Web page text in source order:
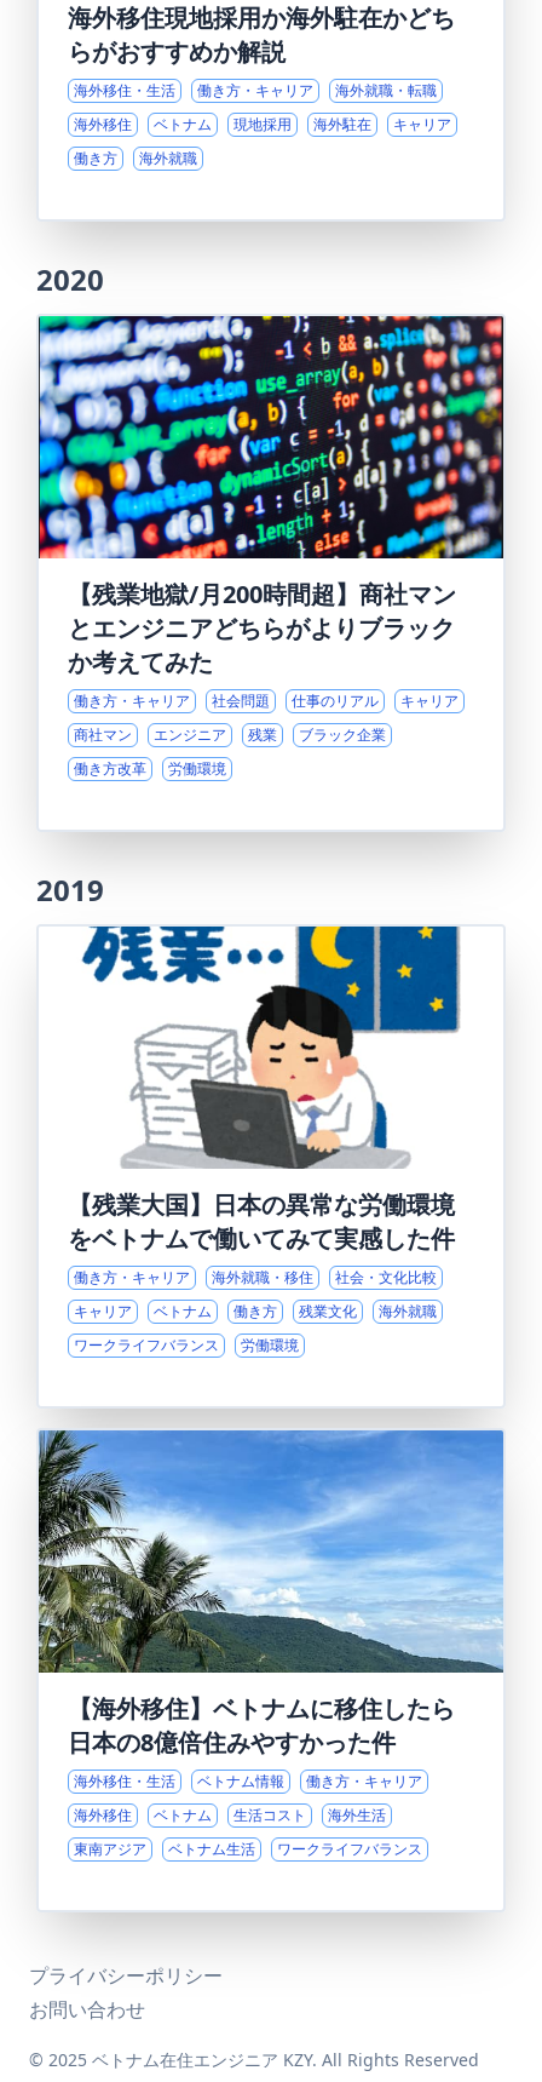
海外移住現地採用か海外駐在かどち
らがおすすめか解説
海外移住・生活 働き方・キャリア
海外就職・転職
海外移住
ベトナム 現地採用 海外駐在
キャリア
働き方
海外就職
2020
【残業地獄/月200時間超】商社マン
とエンジニアどちらがよりブラック
か考えてみた
働き方・キャリア 社会問題 仕事のリアル
キャリア
商社マン
エンジニア 残業
ブラック企業
働き方改革
労働環境
2019
【残業大国】日本の異常な労働環境
をベトナムで働いてみて実感した件
働き方・キャリア 海外就職・移住
社会・文化比較
キャリア
ベトナム 働き方 残業文化
海外就職
ワークライフバランス
労働環境
【海外移住】ベトナムに移住したら
日本の8億倍住みやすかった件
海外移住・生活 ベトナム情報
働き方・キャリア
海外移住
ベトナム 生活コスト
海外生活
東南アジア
ベトナム生活 ワークライフバランス
プライバシーポリシー
お問い合わせ
© 2025 ベトナム在住エンジニア KZY. All Rights Reserved